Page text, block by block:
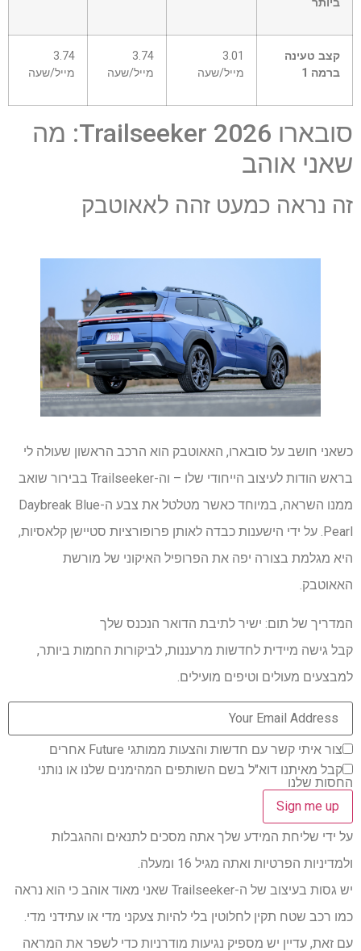
ביותר
קצב טעינה
ברמה 1
3.01
מייל/שעה
3.74
מייל/שעה
3.74
מייל/שעה
סובארו Trailseeker 2026: מה
שאני אוהב
זה נראה כמעט זהה לאאוטבק
כשאני חושב על סובארו, האאוטבק הוא הרכב הראשון שעולה לי
בראש הודות לעיצוב הייחודי שלו – וה-Trailseeker בבירור שואב
ממנו השראה, במיוחד כאשר מטלטל את צבע ה-Daybreak Blue
Pearl. על ידי הישענות כבדה לאותן פרופורציות סטיישן קלאסיות,
היא מגלמת בצורה יפה את הפרופיל האיקוני של מורשת
האאוטבק.
המדריך של תום: ישיר לתיבת הדואר הנכנס שלך
קבל גישה מיידית לחדשות מרעננות, לביקורות החמות ביותר,
למבצעים מעולים וטיפים מועילים.
צור איתי קשר עם חדשות והצעות ממותגי Future אחרים
קבל מאיתנו דוא"ל בשם השותפים המהימנים שלנו או נותני
החסות שלנו
על ידי שליחת המידע שלך אתה מסכים לתנאים וההגבלות
ולמדיניות הפרטיות ואתה מגיל 16 ומעלה.
יש גסות בעיצוב של ה-Trailseeker שאני מאוד אוהב כי הוא נראה
כמו רכב שטח תקין לחלוטין בלי להיות צעקני מדי או עתידני מדי.
עם זאת, עדיין יש מספיק נגיעות מודרניות כדי לשפר את המראה